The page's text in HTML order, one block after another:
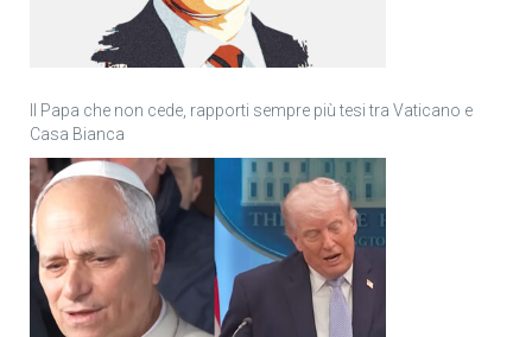
Il Papa che non cede, rapporti sempre più tesi tra Vaticano e
Casa Bianca